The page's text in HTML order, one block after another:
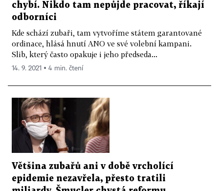
chybí. Nikdo tam nepůjde pracovat, říkají
odborníci
Kde schází zubaři, tam vytvoříme státem garantované
ordinace, hlásá hnutí ANO ve své volební kampani.
Slib, který často opakuje i jeho předseda...
14. 9. 2021 ▪ 4 min. čtení
Většina zubařů ani v době vrcholící
epidemie nezavřela, přesto tratili